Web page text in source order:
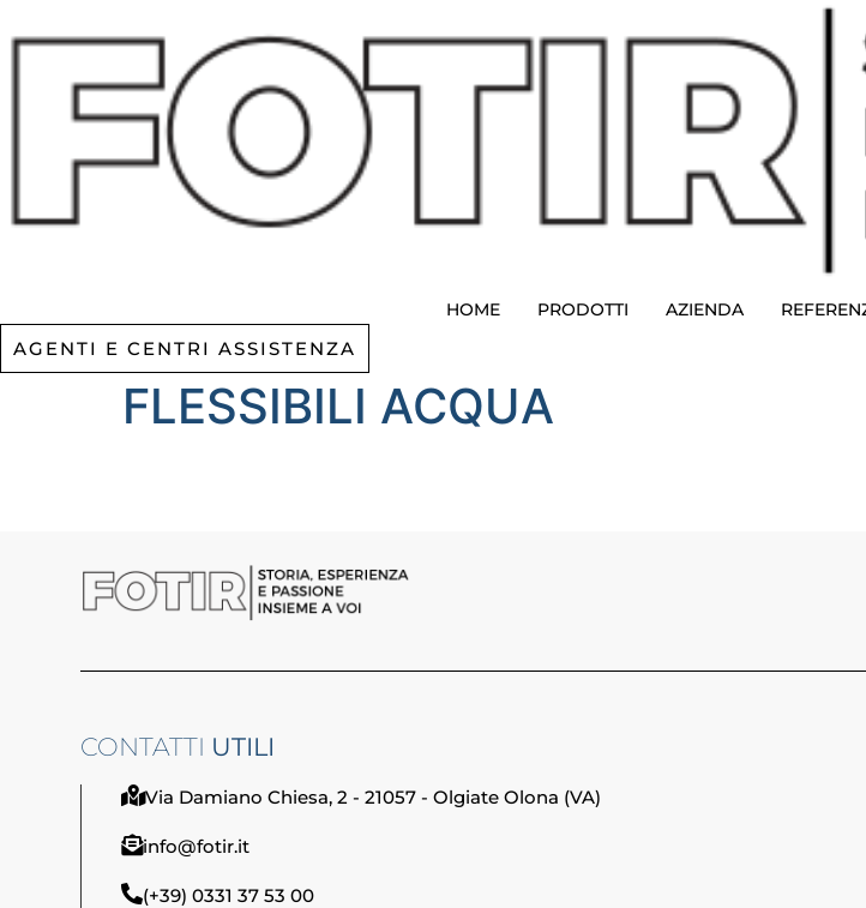
al
HOME PRODOTTI AZIENDA
AGENTI E CENTRI ASSISTENZA
FLESSIBILI ACQUA
CONTATTI UTILI
Via Damiano Chiesa, 2 - 21057 - Olgiate Olona (VA)
info@fotir.it
(+39) 0331 37 53 00